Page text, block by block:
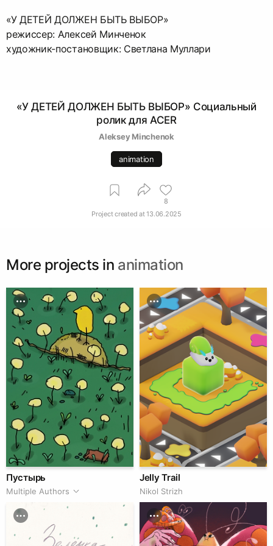
«У ДЕТЕЙ ДОЛЖЕН БЫТЬ ВЫБОР»
режиссер: Алексей Минченок
художник-постановщик: Светлана Муллари
«У ДЕТЕЙ ДОЛЖЕН БЫТЬ ВЫБОР» Социальный
ролик для ACER
Aleksey Minchenok
animation
8
Project created at13.06.2025
More projects in animation
Пустырь
Multiple Authors
Jelly Trail
Nikol Strizh